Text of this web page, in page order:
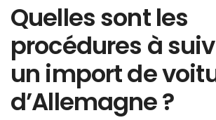
Quelles sont les
procédures à
un import de
d’Allemagne ?